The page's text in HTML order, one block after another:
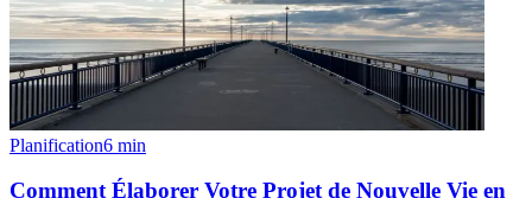
Planification6 min
Comment Élaborer Votre Projet de Nouvelle Vie en